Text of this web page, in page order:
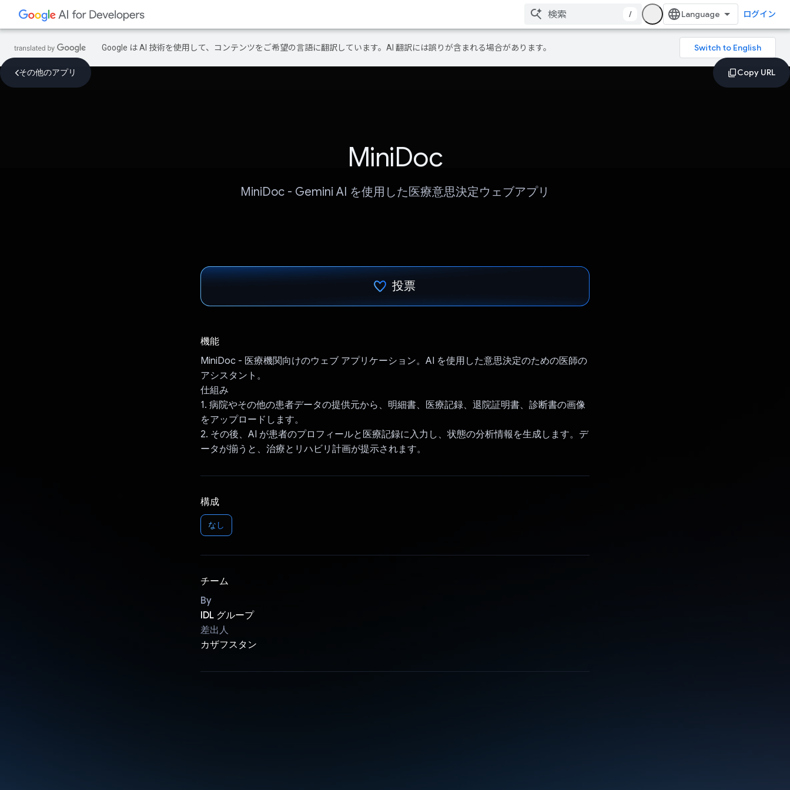
/ ログイン
Google は AI 技術を使用して、コンテンツをご希望の言語に翻訳しています。AI 翻訳には誤りが含まれる場合があります。
その他のアプリ
MiniDoc
MiniDoc - Gemini AI を使用した医療意思決定ウェブアプリ
投票
機能
MiniDoc - 医療機関向けのウェブ アプリケーション。AI を使用した意思決定のための医師の
アシスタント。
仕組み
1. 病院やその他の患者データの提供元から、明細書、医療記録、退院証明書、診断書の画像
をアップロードします。
2. その後、AI が患者のプロフィールと医療記録に入力し、状態の分析情報を生成します。デ
ータが揃うと、治療とリハビリ計画が提示されます。
構成
なし
チーム
By
IDL グループ
差出人
カザフスタン